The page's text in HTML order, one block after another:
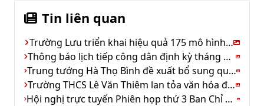
Tin liên quan
Trường Lưu triển khai hiệu quả 175 mô hình kinh tế
Thông báo lịch tiếp công dân định kỳ tháng 11 của Chủ tịch UBND tỉnh Hà Tĩnh
Trung tướng Hà Thọ Bình đề xuất bổ sung quy định tổ chức buồng tạm giữ tại tất cả đồn biên phòng
Trường THCS Lê Văn Thiêm lan tỏa văn hóa đọc – kết nối tri thức thời đại số
Hội nghị trực tuyến Phiên họp thứ 3 Ban Chỉ đạo Trung ương về chính sách nhà ở và phát triển thị trường bất động sản